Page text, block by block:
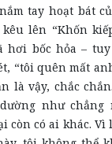
tay hoạt bát
lên “Khốn
hơi bốc hỏa –
“tôi quên mất
là vậy, chắc
như
còn có ai khác. Vì